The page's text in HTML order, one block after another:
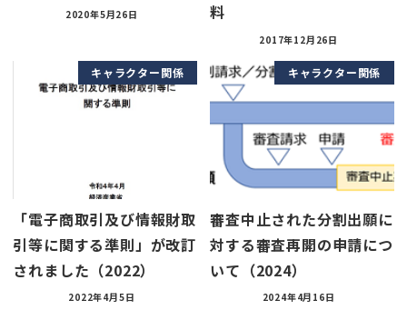
2020年5月26日
料
2017年12月26日
キャラクター関係
「電子商取引及び情報財取
引等に関する準則」が改訂
されました（2022）
2022年4月5日
キャラクター関係
審査中止された分割出願に
対する審査再開の申請につ
いて（2024）
2024年4月16日